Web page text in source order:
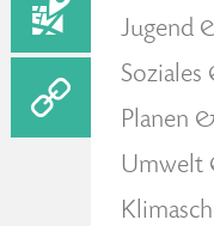
Jugend
Planen
Umwelt